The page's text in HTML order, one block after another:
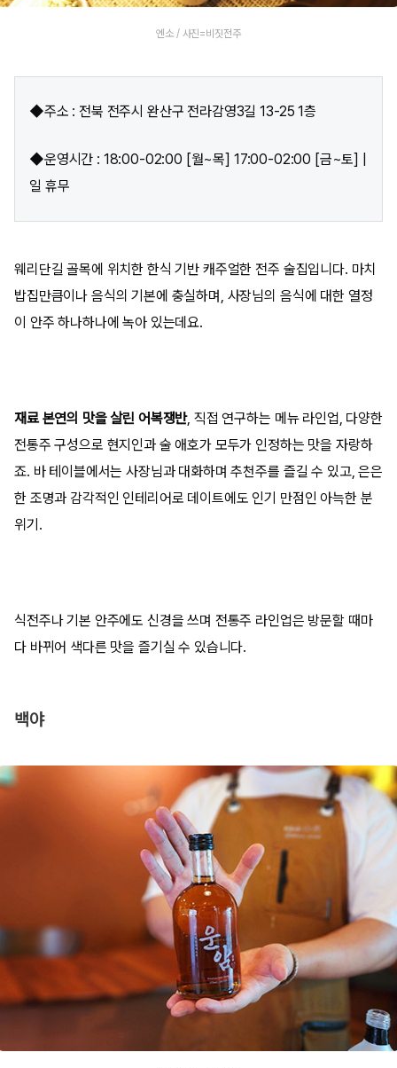
엔소 / 사진=비짓전주
◆주소 : 전북 전주시 완산구 전라감영3길 13-25 1층
◆운영시간 : 18:00-02:00 [월~목] 17:00-02:00 [금~토] |
일 휴무
웨리단길 골목에 위치한 한식 기반 캐주얼한 전주 술집입니다. 마치
밥집만큼이나 음식의 기본에 충실하며, 사장님의 음식에 대한 열정
이 안주 하나하나에 녹아 있는데요.
재료 본연의 맛을 살린 어복쟁반, 직접 연구하는 메뉴 라인업, 다양한
전통주 구성으로 현지인과 술 애호가 모두가 인정하는 맛을 자랑하
죠. 바 테이블에서는 사장님과 대화하며 추천주를 즐길 수 있고, 은은
한 조명과 감각적인 인테리어로 데이트에도 인기 만점인 아늑한 분
위기.
식전주나 기본 안주에도 신경을 쓰며 전통주 라인업은 방문할 때마
다 바뀌어 색다른 맛을 즐기실 수 있습니다.
백야